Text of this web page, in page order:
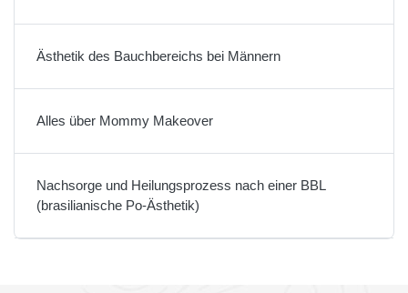
Ästhetik des Bauchbereichs bei Männern
Alles über Mommy Makeover
Nachsorge und Heilungsprozess nach einer BBL
(brasilianische Po-Ästhetik)